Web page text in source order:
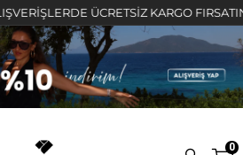
ÜCRETSİZ KARGO FIRSATINI
0